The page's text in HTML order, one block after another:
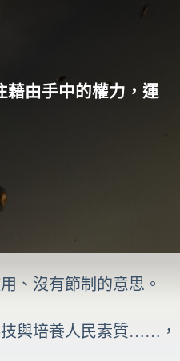
藉由手中的權力，運
、沒有節制的意思。
技與培養人民素質……，